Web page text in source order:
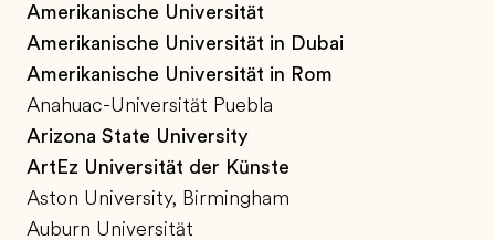
Amerikanische Universität
Amerikanische Universität in Dubai
Amerikanische Universität in Rom
Anahuac-Universität Puebla
Arizona State University
ArtEz Universität der Künste
Aston University, Birmingham
Auburn Universität